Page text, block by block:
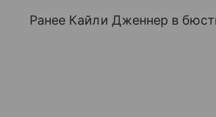
Ранее Кайли Дженнер в